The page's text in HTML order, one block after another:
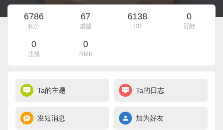
6786
积分
67
威望
6138
DB
0
贡献
0
违规
0
RMB
Ta的主题 Ta的日志
发短消息 加为好友